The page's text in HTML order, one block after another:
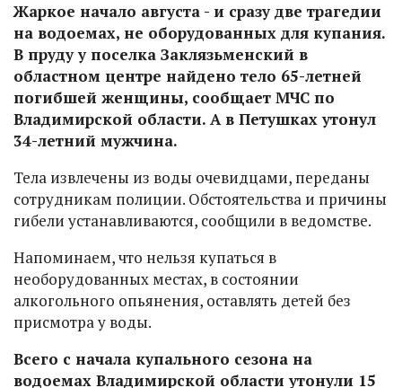
Жаркое начало августа - и сразу две трагедии
на водоемах, не оборудованных для купания.
В пруду у поселка Заклязьменский в
областном центре найдено тело 65-летней
погибшей женщины, сообщает МЧС по
Владимирской области. А в Петушках утонул
34-летний мужчина.
Тела извлечены из воды очевидцами, переданы
сотрудникам полиции. Обстоятельства и причины
гибели устанавливаются, сообщили в ведомстве.
Напоминаем, что нельзя купаться в
необорудованных местах, в состоянии
алкогольного опьянения, оставлять детей без
присмотра у воды.
Всего с начала купального сезона на
водоемах Владимирской области утонули 15